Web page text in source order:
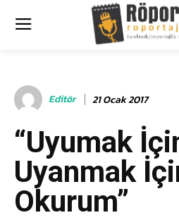
Editör 21 Ocak 2017
“Uyumak
Uyanmak
Okurum”